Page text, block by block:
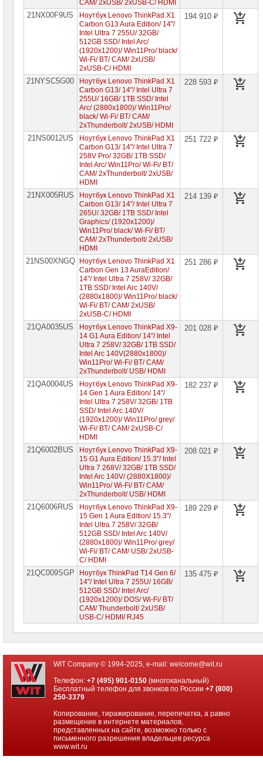
CAM/ 2xUSB/ 2xUSB-C/ HDMI
21NX00F9US
Ноутбук Lenovo ThinkPad X1
Carbon G13 Aura Edition/ 14"/
Intel Ultra 7 255U/ 32GB/
512GB SSD/ Intel Arc/
(1920x1200)/ Win11Pro/ black/
Wi-Fi/ BT/ CAM/ 2xUSB/
2xUSB-C/ HDMI
194 910 ₽
21NYSC5G00
Ноутбук Lenovo ThinkPad X1
Carbon G13/ 14"/ Intel Ultra 7
255U/ 16GB/ 1TB SSD/ Intel
Arc/ (2880x1800)/ Win11Pro/
black/ Wi-Fi/ BT/ CAM/
2xThunderbolt/ 2xUSB/ HDMI
228 593 ₽
21NS0012US
Ноутбук Lenovo ThinkPad X1
Carbon G13/ 14"/ Intel Ultra 7
258V Pro/ 32GB/ 1TB SSD/
Intel Arc/ Win11Pro/ Wi-Fi/ BT/
CAM/ 2xThunderbolt/ 2xUSB/
HDMI
251 722 ₽
21NX005RUS
Ноутбук Lenovo ThinkPad X1
Carbon G13/ 14"/ Intel Ultra 7
265U/ 32GB/ 1TB SSD/ Intel
Graphics/ (1920x1200)/
Win11Pro/ black/ Wi-Fi/ BT/
CAM/ 2xThunderbolt/ 2xUSB/
HDMI
214 139 ₽
21NS00XNGQ
Ноутбук Lenovo ThinkPad X1
Carbon Gen 13 AuraEdition/
14"/ Intel Ultra 7 258V/ 32GB/
1TB SSD/ Intel Arc 140V/
(2880x1800)/ Win11Pro/ black/
Wi-Fi/ BT/ CAM/ 2xUSB/
2xUSB-C/ HDMI
251 286 ₽
21QA0035US
Ноутбук Lenovo ThinkPad X9-
14 G1 Aura Edition/ 14"/ Intel
Ultra 7 258V/ 32GB/ 1TB SSD/
Intel Arc 140V(2880x1800)/
Win11Pro/ Wi-Fi/ BT/ CAM/
2xThunderbolt/ USB/ HDMI
201 028 ₽
21QA0004US
Ноутбук Lenovo ThinkPad X9-
14 Gen 1 Aura Edition/ 14"/
Intel Ultra 7 258V/ 32GB/ 1TB
SSD/ Intel Arc 140V/
(1920x1200)/ Win11Pro/ grey/
Wi-Fi/ BT/ CAM/ 2xUSB-C/
HDMI
182 237 ₽
21Q6002BUS
Ноутбук Lenovo ThinkPad X9-
15 G1 Aura Edition/ 15.3"/ Intel
Ultra 7 268V/ 32GB/ 1TB SSD/
Intel Arc 140V/ (2880X1800)/
Win11Pro/ Wi-Fi/ BT/ CAM/
2xThunderbolt/ USB/ HDMI
208 021 ₽
21Q6006RUS
Ноутбук Lenovo ThinkPad X9-
15 Gen 1 Aura Edition/ 15.3"/
Intel Ultra 7 258V/ 32GB/
512GB SSD/ Intel Arc 140V/
(2880x1800)/ Win11Pro/ grey/
Wi-Fi/ BT/ CAM/ USB/ 2xUSB-
C/ HDMI
189 229 ₽
21QC009SGP
Ноутбук ThinkPad T14 Gen 6/
14"/ Intel Ultra 7 255U/ 16GB/
512GB SSD/ Intel Arc/
(1920x1200)/ DOS/ Wi-Fi/ BT/
CAM/ Thunderbolt/ 2xUSB/
USB-C/ HDMI/ RJ45
135 475 ₽
WIT Company © 1994-2025, e-mail: welcome@wit.ru
Телефон:+7 (495) 901-0150 (многоканальный)
Бесплатный телефон для звонков по России+7 (800)
250-3379
Копирование, тиражирование, перепечатка, а равно
размещение в интернете материалов,
представленных на сайте, возможно только с
письменного разрешения владельцев ресурса
www.wit.ru